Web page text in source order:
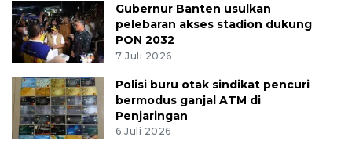
Gubernur Banten usulkan
pelebaran akses stadion dukung
PON 2032
7 Juli 2026
Polisi buru otak sindikat pencuri
bermodus ganjal ATM di
Penjaringan
6 Juli 2026